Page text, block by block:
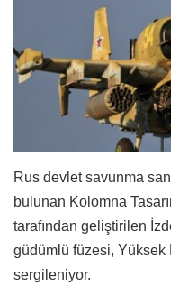
Rus devlet savunma
bulunan Kolomna
tarafından geliştirilen
güdümlü füzesi, Yüksek
sergileniyor.